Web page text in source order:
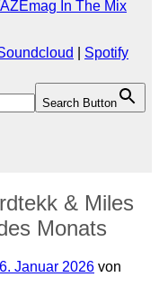
Search Button
In The Mix
Spotify
& Miles
Monats
Januar 2026 von